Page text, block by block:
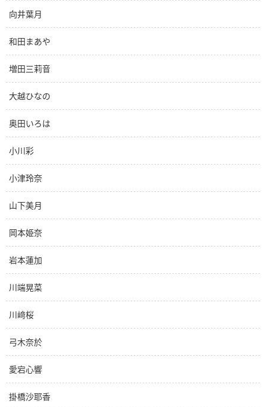
向井葉月
和田まあや
増田三莉音
大越ひなの
奥田いろは
小川彩
小津玲奈
山下美月
岡本姫奈
岩本蓮加
川端晃菜
川﨑桜
弓木奈於
愛宕心響
掛橋沙耶香